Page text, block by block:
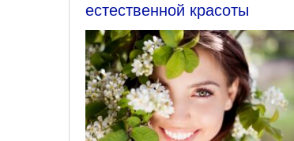
естественной красоты